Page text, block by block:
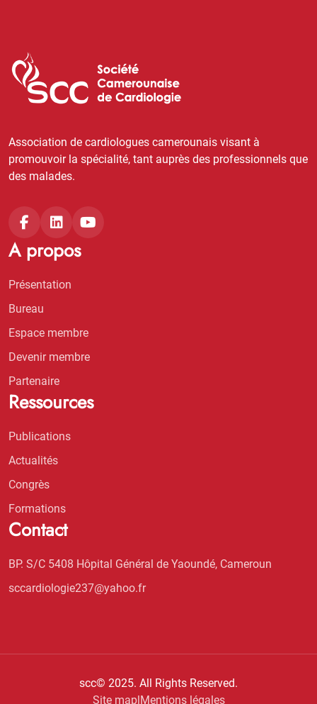
Association de cardiologues camerounais visant à
promouvoir la spécialité, tant auprès des professionnels que
des malades.
A propos
Présentation
Bureau
Espace membre
Devenir membre
Partenaire
Ressources
Publications
Actualités
Congrès
Formations
Contact
BP. S/C 5408 Hôpital Général de Yaoundé, Cameroun
sccardiologie237@yahoo.fr
scc© 2025. All Rights Reserved.
Site map|Mentions légales